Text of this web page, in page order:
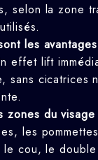
selon la zone
les
effet lift
sans cicatrices
zones du
les
le cou, le